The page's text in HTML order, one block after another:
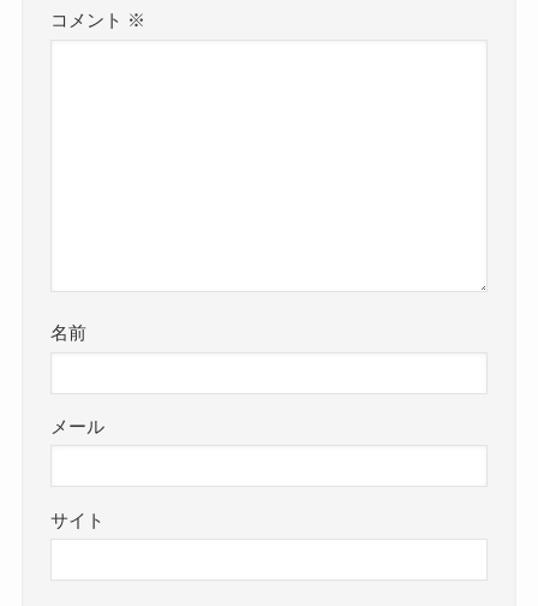
コメント ※
名前
メール
サイト